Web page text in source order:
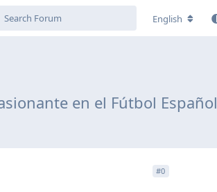
English
en el Fútbol Español
#0